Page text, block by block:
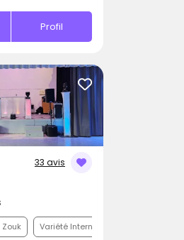
Profil
33 avis
Zouk Variété Internationale